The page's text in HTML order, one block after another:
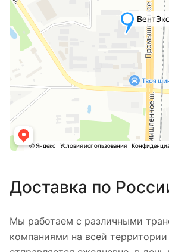
Доставка по
Мы работаем с различными
компаниями на всей